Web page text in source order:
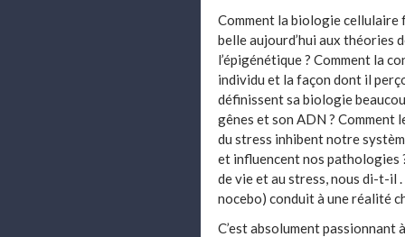
Comment la biologie cellulaire
belle aujourd’hui aux théories
l’épigénétique ? Comment la
individu et la façon dont il
définissent sa biologie
gênes et son ADN ? Comment
du stress inhibent notre
et influencent nos pathologies
de vie et au stress, nous di-t-il
nocebo) conduit à une réalité
C’est absolument